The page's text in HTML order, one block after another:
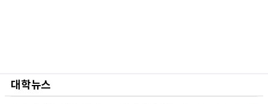
대학뉴스